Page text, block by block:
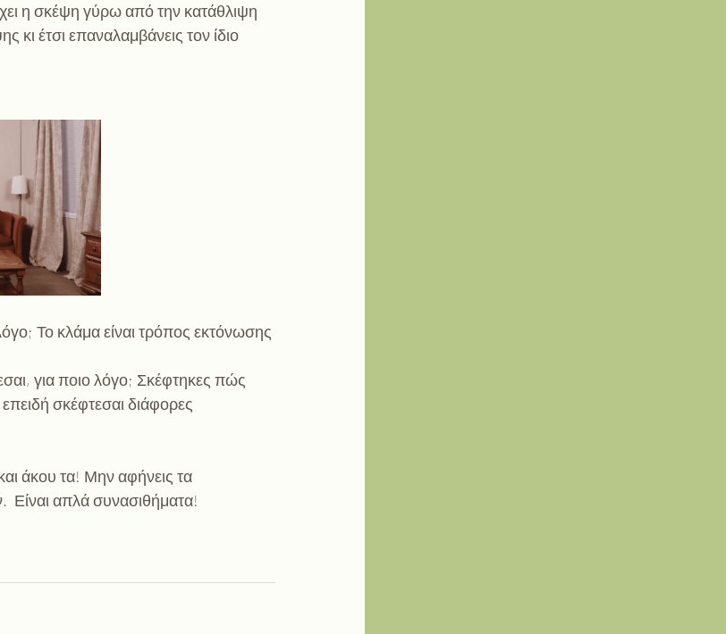
η σκέψη γύρω από την κατάθλιψη
κι έτσι επαναλαμβάνεις τον ίδιο
Το κλάμα είναι τρόπος εκτόνωσης
για ποιο λόγο; Σκέφτηκες πώς
σκέφτεσαι διάφορες
άκου τα! Μην αφήνεις τα
Είναι απλά συνασιθήματα!